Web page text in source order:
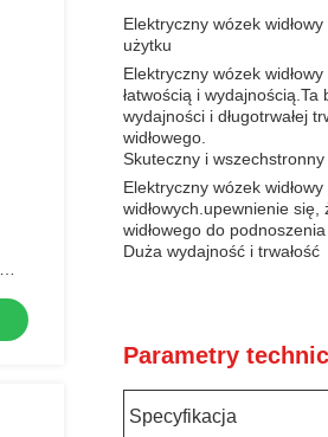
Elektryczny wózek
użytku
Elektryczny wózek
łatwością i
wydajności i długotrwałej
widłowego.
Skuteczny i wszechstronny
Elektryczny wózek
widłowych.upewnienie
widłowego do
Duża wydajność i trwałość
Parametry
Specyfikacja